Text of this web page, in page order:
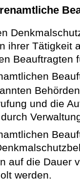
ihrer Tätigkeit
Beauftragten
und die
auf die Dauer
werden.